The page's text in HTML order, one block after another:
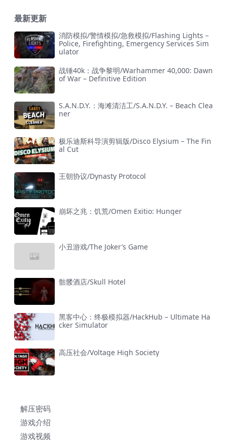
最新更新
消防模拟/警情模拟/急救模拟/Flashing Lights –
Police, Firefighting, Emergency Services Sim
ulator
战锤40k：战争黎明/Warhammer 40,000: Dawn
of War – Definitive Edition
S.A.N.D.Y.：海滩清洁工/S.A.N.D.Y. – Beach Clea
ner
极乐迪斯科导演剪辑版/Disco Elysium – The Fin
al Cut
王朝协议/Dynasty Protocol
崩坏之兆：饥荒/Omen Exitio: Hunger
小丑游戏/The Joker’s Game
骷髅酒店/Skull Hotel
黑客中心：终极模拟器/HackHub – Ultimate Ha
cker Simulator
高压社会/Voltage High Society
解压密码
游戏介绍
游戏视频